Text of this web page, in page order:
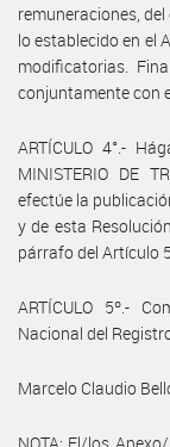
remuneraciones,
lo establecido en el
modificatorias.
conjuntamente con
ARTÍCULO 4°.-
MINISTERIO DE
efectúe la
y de esta
párrafo del Artículo
ARTÍCULO 5º.-
Nacional del
Marcelo Claudio
NOTA: El/los